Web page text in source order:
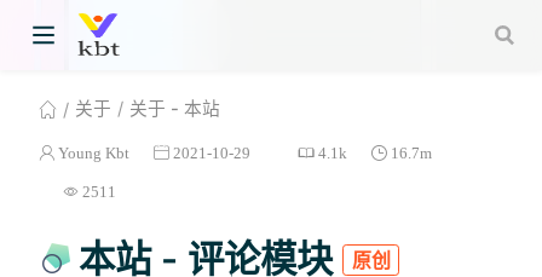
关于 关于 - 本站
Young Kbt 2021-10-29 4.1k 16.7m
2511
本站 - 评论模块 原创